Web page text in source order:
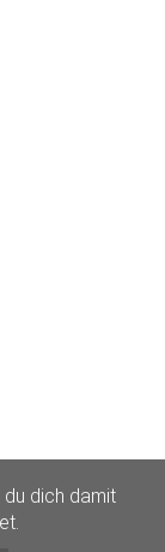
dich damit